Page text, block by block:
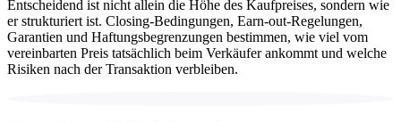
Entscheidend ist nicht allein die Höhe des Kaufpreises, sondern wie
er strukturiert ist. Closing-Bedingungen, Earn-out-Regelungen,
Garantien und Haftungsbegrenzungen bestimmen, wie viel vom
vereinbarten Preis tatsächlich beim Verkäufer ankommt und welche
Risiken nach der Transaktion verbleiben.